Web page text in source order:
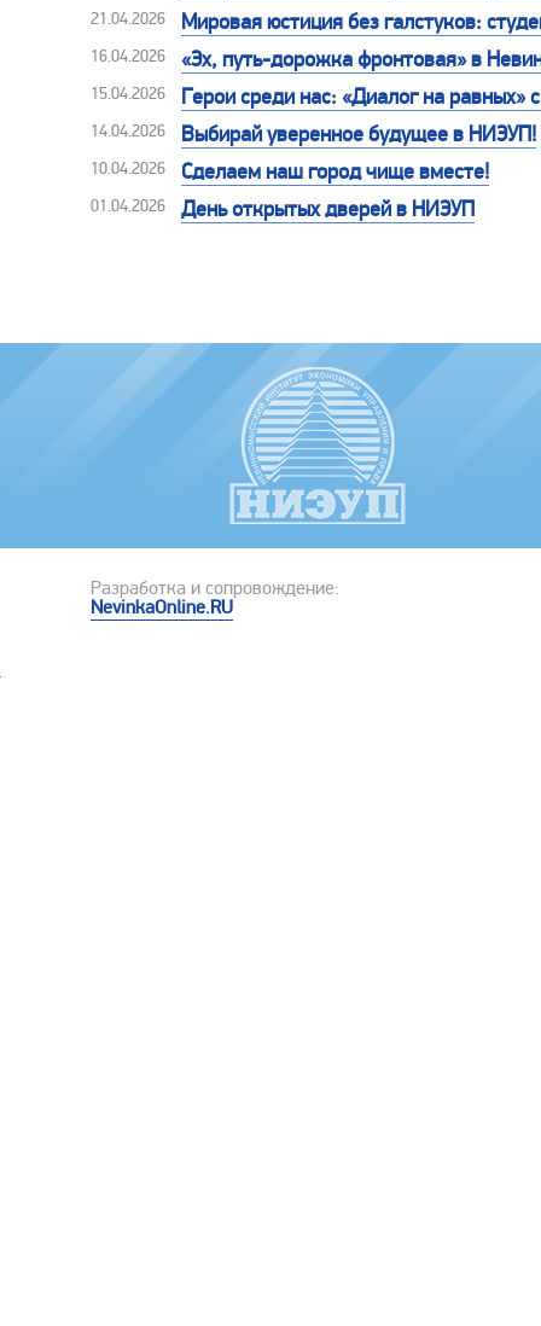
21.04.2026 Мировая юстиция без галстуков:
16.04.2026 «Эх, путь-дорожка фронтовая» в
15.04.2026 Герои среди нас: «Диалог на
14.04.2026 Выбирай уверенное будущее в НИЭУП!
10.04.2026 Сделаем наш город чище вместе!
01.04.2026 День открытых дверей в НИЭУП
Разработка и сопровождение:
NevinkaOnline.RU